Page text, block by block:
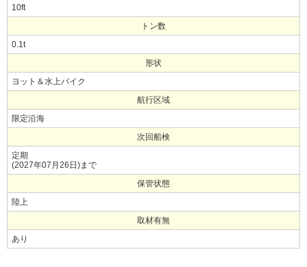
10ft
トン数
0.1t
形状
ヨット＆水上バイク
航行区域
限定沿海
次回船検
定期
(2027年07月26日)まで
保管状態
陸上
取材有無
あり